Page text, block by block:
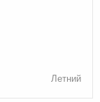
Летний